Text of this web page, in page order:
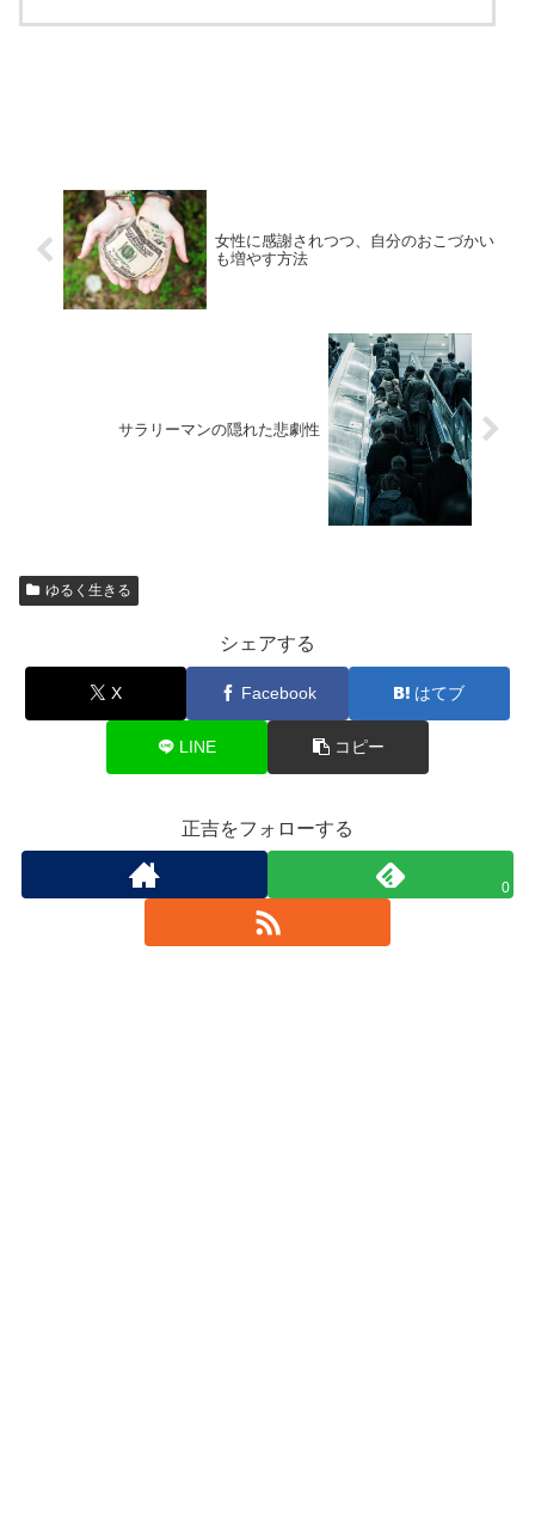
女性に感謝されつつ、自分のおこづかい
も増やす方法
サラリーマンの隠れた悲劇性
ゆるく生きる
シェアする
X Facebook はてブ
LINE コピー
正吉をフォローする
0